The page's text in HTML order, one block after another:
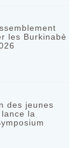
les Burkinabè
des jeunes
la